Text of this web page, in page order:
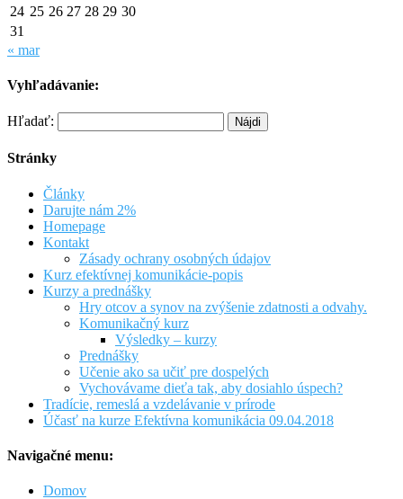
24 25 26 27 28 29 30
31
« mar
Vyhľadávanie:
Hľadať:
Stránky
Články
Darujte nám 2%
Homepage
Kontakt
Zásady ochrany osobných údajov
Kurz efektívnej komunikácie-popis
Kurzy a prednášky
Hry otcov a synov na zvýšenie zdatnosti a odvahy.
Komunikačný kurz
Výsledky – kurzy
Prednášky
Učenie ako sa učiť pre dospelých
Vychovávame dieťa tak, aby dosiahlo úspech?
Tradície, remeslá a vzdelávanie v prírode
Účasť na kurze Efektívna komunikácia 09.04.2018
Navigačné menu:
Domov